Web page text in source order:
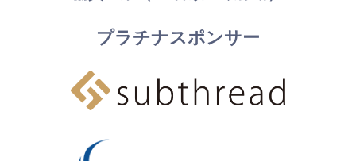
プラチナスポンサー